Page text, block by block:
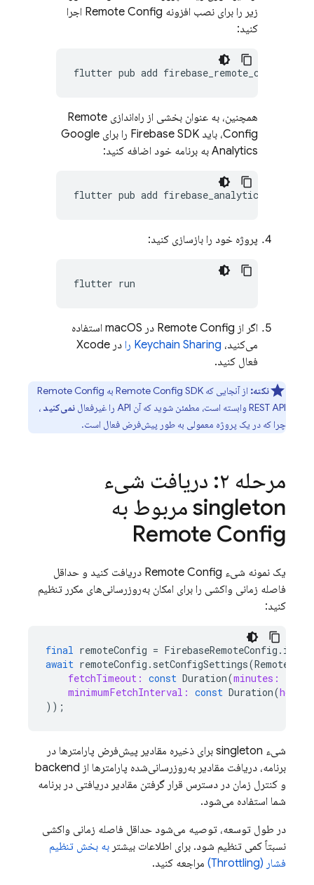
زیر را برای نصب افزونه Remote Config اجرا
کنید:
flutter pub add
همچنین، به عنوان بخشی از راه‌اندازی Remote
Config، باید Firebase SDK را برای Google
Analytics به برنامه خود اضافه کنید:
flutter pub add
پروژه خود را بازسازی کنید:
flutter
اگر از Remote Config در macOS استفاده
می‌کنید، Keychain Sharing را
در Xcode
فعال کنید.
نکته:
از آنجایی که Remote Config SDK به Remote Config
REST API وابسته است، مطمئن شوید که آن API را غیرفعال
نمی‌کنید ،
چرا که در یک پروژه معمولی به طور پیش‌فرض فعال است.
مرحله ۲: دریافت شیء
singleton مربوط به
Remote Config
یک نمونه شیء Remote Config دریافت کنید و حداقل
فاصله زمانی واکشی را برای امکان به‌روزرسانی‌های مکرر تنظیم
کنید:
final remoteConfig = FirebaseRemoteConfig .
await remoteConfig . setConfigSettings(
fetchTimeout: const Duration(minutes:
minimumFetchInterval: const Duration(hours:
));
شیء singleton برای ذخیره مقادیر پیش‌فرض پارامترها در
برنامه، دریافت مقادیر به‌روزرسانی‌شده پارامترها از backend
و کنترل زمان در دسترس قرار گرفتن مقادیر دریافتی در برنامه
شما استفاده می‌شود.
در طول توسعه، توصیه می‌شود حداقل فاصله زمانی واکشی
نسبتاً کمی تنظیم شود. برای اطلاعات بیشتر به بخش تنظیم
فشار (Throttling)
مراجعه کنید.